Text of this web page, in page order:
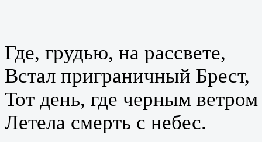
Где, грудью, на рассвете,
Встал приграничный Брест,
Тот день, где черным ветром
Летела смерть с небес.